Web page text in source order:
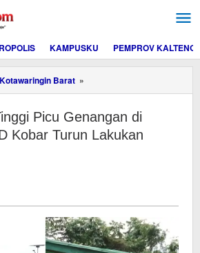
KAMPUSKU PEMPROV KALTENG
Kotawaringin Barat »
Hujan
Picu
Genangan
di
Lakukan
Pemantauan
Picu Genangan di
Kobar Turun Lakukan